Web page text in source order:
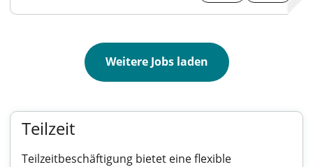
Weitere Jobs laden
Teilzeit
Teilzeitbeschäftigung bietet eine flexible